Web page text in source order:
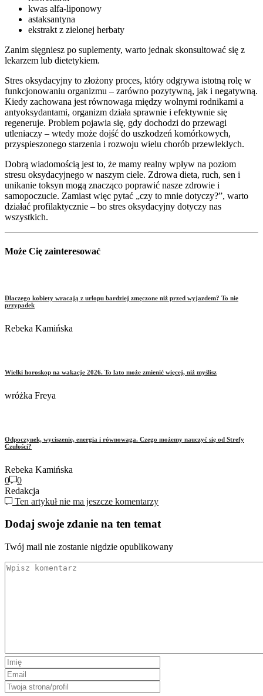
kwas alfa-liponowy
astaksantyna
ekstrakt z zielonej herbaty
Zanim sięgniesz po suplementy, warto jednak skonsultować się z
lekarzem lub dietetykiem.
Stres oksydacyjny to złożony proces, który odgrywa istotną rolę w
funkcjonowaniu organizmu – zarówno pozytywną, jak i negatywną.
Kiedy zachowana jest równowaga między wolnymi rodnikami a
antyoksydantami, organizm działa sprawnie i efektywnie się
regeneruje. Problem pojawia się, gdy dochodzi do przewagi
utleniaczy – wtedy może dojść do uszkodzeń komórkowych,
przyspieszonego starzenia i rozwoju wielu chorób przewlekłych.
Dobrą wiadomością jest to, że mamy realny wpływ na poziom
stresu oksydacyjnego w naszym ciele. Zdrowa dieta, ruch, sen i
unikanie toksyn mogą znacząco poprawić nasze zdrowie i
samopoczucie. Zamiast więc pytać „czy to mnie dotyczy?”, warto
działać profilaktycznie – bo stres oksydacyjny dotyczy nas
wszystkich.
Może Cię zainteresować
Dlaczego kobiety wracają z urlopu bardziej zmęczone niż przed wyjazdem? To nie
przypadek
Rebeka Kamińska
Wielki horoskop na wakacje 2026. To lato może zmienić więcej, niż myślisz
wróżka Freya
Odpoczynek, wyciszenie, energia i równowaga. Czego możemy nauczyć się od Strefy
Czułości?
Rebeka Kamińska
0
0
Redakcja
Ten artykuł nie ma jeszcze komentarzy
Dodaj swoje zdanie na ten temat
Twój mail nie zostanie nigdzie opublikowany